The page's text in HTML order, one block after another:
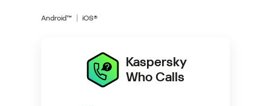
Android™ iOS®
Kaspersky
Who Calls